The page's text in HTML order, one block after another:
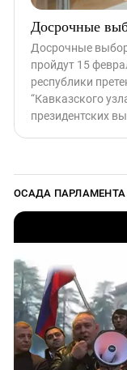
Досрочные
Досрочные
пройдут 15
республики
“Кавказского
президентских
ОСАДА